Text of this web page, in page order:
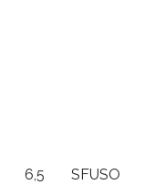
6,5 SFUSO